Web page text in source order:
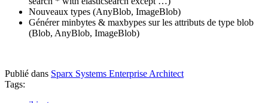
Nouveaux types (AnyBlob, ImageBlob)
Générer minbytes & maxbypes sur les attributs de type blob
(Blob, AnyBlob, ImageBlob)
Publié dans Sparx Systems Enterprise Architect
Tags: